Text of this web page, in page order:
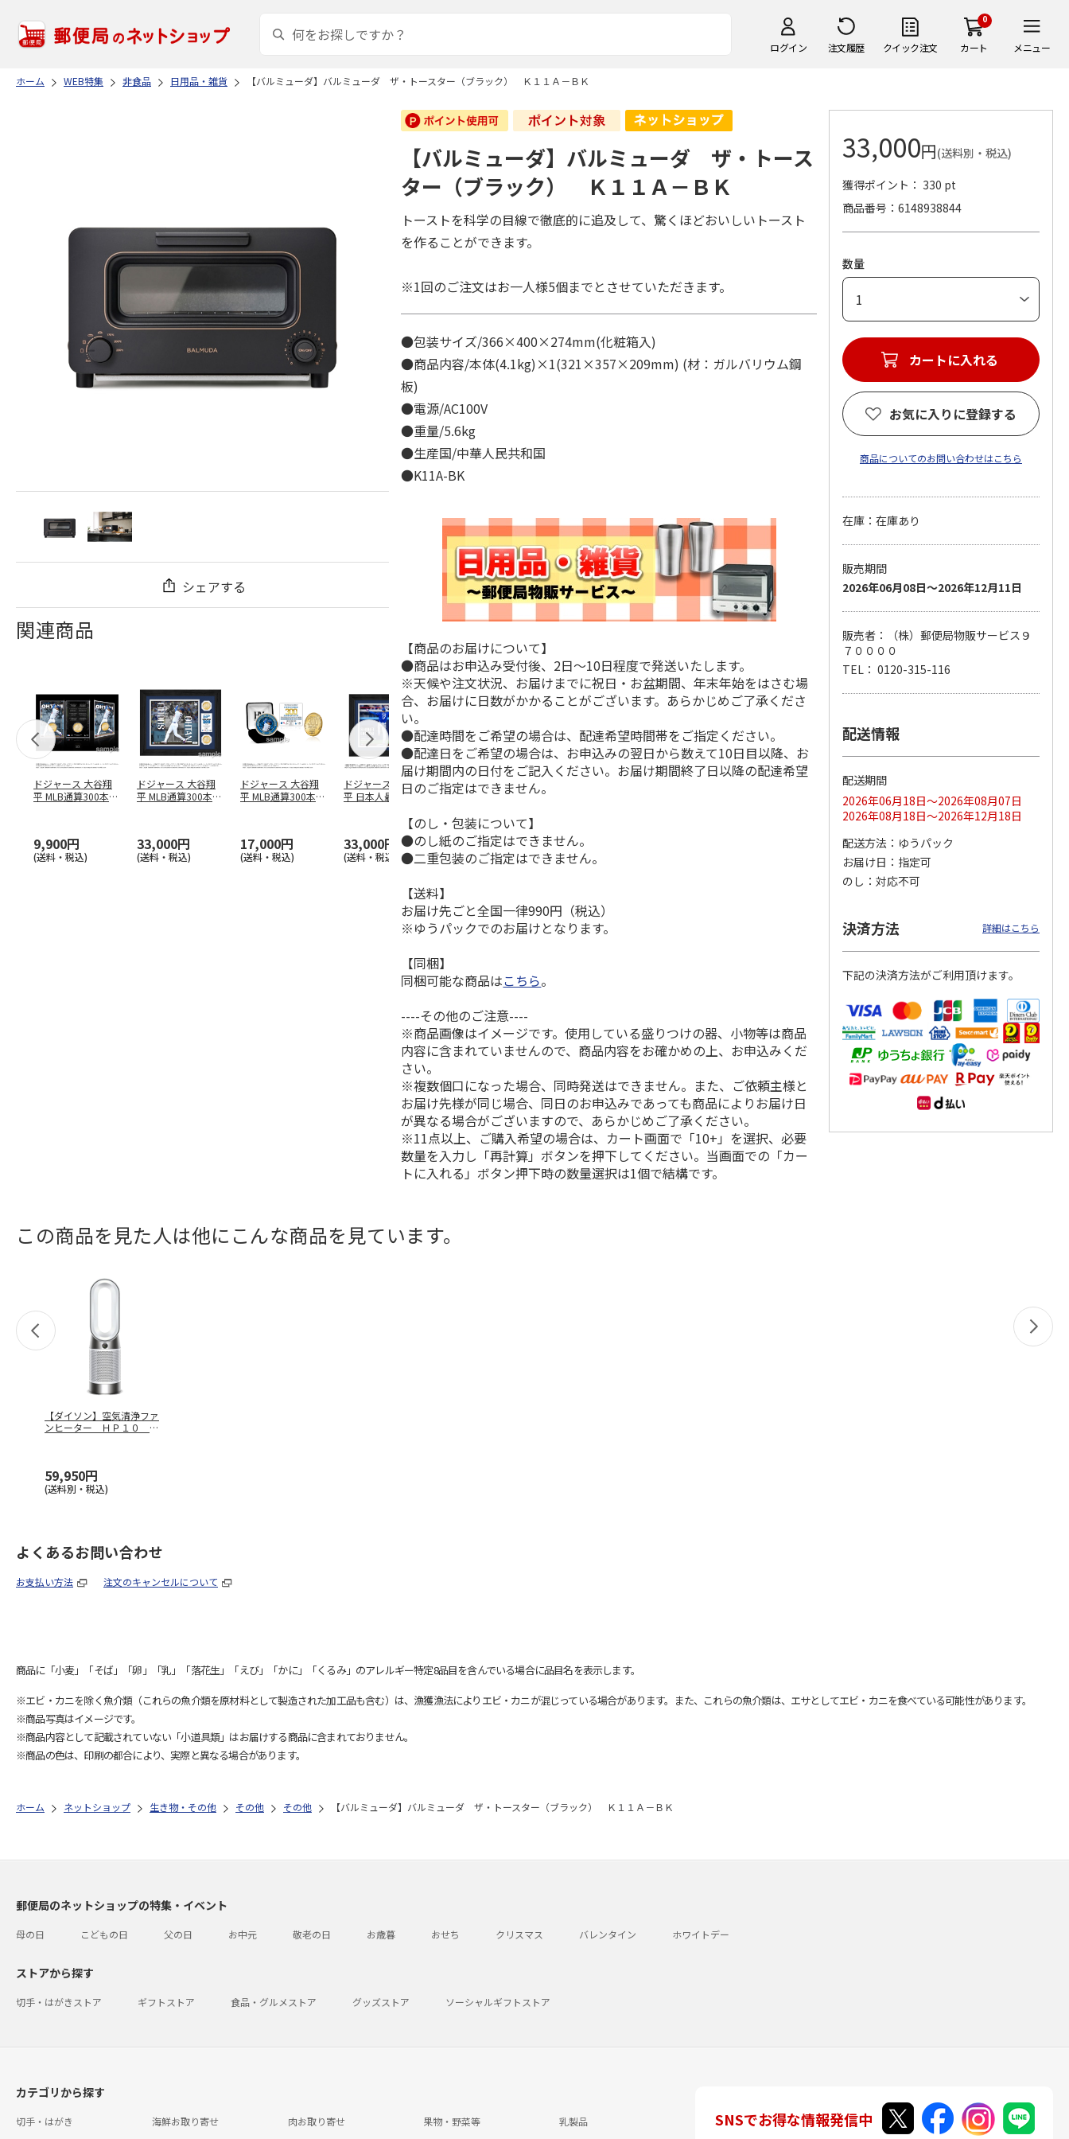
ログイン 注文履歴 クイック注文
0
カート メニュー
ホーム WEB特集 非食品 日用品・雑貨 【バルミューダ】バルミューダ ザ・トースター（ブラック） Ｋ１１Ａ－ＢＫ
シェアする
関連商品
ドジャース 大谷翔
平 MLB通算300本塁
9,900円
(送料・税込)
ドジャース 大谷翔
平 MLB通算300本塁
33,000円
(送料・税込)
ドジャース 大谷翔
平 MLB通算300本塁
17,000円
(送料・税込)
ドジャース 大谷翔
平 日本人最多53試
33,000円
(送料・税込)
MLB ドジャース 大
谷翔平 2026 NL 3・
33,000円
(送料・税込)
9,900円
(送料・税込)
ドジャース 大谷翔
平 日本人最多53試
合連続出塁記念 シ
ル…
17,000円
(送料・税込)
谷翔平 2026 NL 3・
4月投手…
【バルミューダ】バルミューダ ザ・トース
ター（ブラック） Ｋ１１Ａ－ＢＫ
トーストを科学の目線で徹底的に追及して、驚くほどおいしいトースト
を作ることができます。
※1回のご注文はお一人様5個までとさせていただきます。
●包装サイズ/366×400×274mm(化粧箱入)
●商品内容/本体(4.1kg)×1(321×357×209mm) (材：ガルバリウム鋼
板)
●電源/AC100V
●重量/5.6kg
●生産国/中華人民共和国
●K11A-BK
【商品のお届けについて】
●商品はお申込み受付後、2日～10日程度で発送いたします。
※天候や注文状況、お届けまでに祝日・お盆期間、年末年始をはさむ場
合、お届けに日数がかかることがございます。あらかじめご了承くださ
い。
●配達時間をご希望の場合は、配達希望時間帯をご指定ください。
●配達日をご希望の場合は、お申込みの翌日から数えて10日目以降、お
届け期間内の日付をご記入ください。お届け期間終了日以降の配達希望
日のご指定はできません。
【のし・包装について】
●のし紙のご指定はできません。
●二重包装のご指定はできません。
【送料】
お届け先ごと全国一律990円（税込）
※ゆうパックでのお届けとなります。
【同梱】
同梱可能な商品はこちら。
----その他のご注意----
※商品画像はイメージです。使用している盛りつけの器、小物等は商品
内容に含まれていませんので、商品内容をお確かめの上、お申込みくだ
さい。
※複数個口になった場合、同時発送はできません。また、ご依頼主様と
お届け先様が同じ場合、同日のお申込みであっても商品によりお届け日
が異なる場合がございますので、あらかじめご了承ください。
※11点以上、ご購入希望の場合は、カート画面で「10+」を選択、必要
数量を入力し「再計算」ボタンを押下してください。当画面での「カー
トに入れる」ボタン押下時の数量選択は1個で結構です。
33,000円(送料別・税込)
獲得ポイント： 330 pt
商品番号
6148938844
数量
カートに入れる
お気に入りに登録する
商品についてのお問い合わせはこちら
在庫：在庫あり
販売期間
2026年06月08日～2026年12月11日
販売者：（株）郵便局物販サービス９
７００００
TEL： 0120-315-116
配送情報
配送期間
2026年06月18日～2026年08月07日
2026年08月18日～2026年12月18日
配送方法
ゆうパック
お届け日
指定可
のし
対応不可
決済方法 詳細はこちら
下記の決済方法がご利用頂けます。
この商品を見た人は他にこんな商品を見ています。
【ダイソン】空気清浄ファ
ンヒーター ＨＰ１０ Ｗ
59,950円
(送料別・税込)
よくあるお問い合わせ
お支払い方法 注文のキャンセルについて
商品に「小麦」「そば」「卵」「乳」「落花生」「えび」「かに」「くるみ」のアレルギー特定8品目を含んでいる場合に品目名を表示します。
※エビ・カニを除く魚介類（これらの魚介類を原材料として製造された加工品も含む）は、漁獲漁法によりエビ・カニが混じっている場合があります。また、これらの魚介類は、エサとしてエビ・カニを食べている可能性があります。
※商品写真はイメージです。
※商品内容として記載されていない「小道具類」はお届けする商品に含まれておりません。
※商品の色は、印刷の都合により、実際と異なる場合があります。
ホーム ネットショップ 生き物・その他 その他 その他 【バルミューダ】バルミューダ ザ・トースター（ブラック） Ｋ１１Ａ－ＢＫ
郵便局のネットショップの特集・イベント
母の日 こどもの日 父の日 お中元 敬老の日 お歳暮 おせち クリスマス バレンタイン ホワイトデー
ストアから探す
切手・はがきストア ギフトストア 食品・グルメストア グッズストア ソーシャルギフトストア
カテゴリから探す
切手・はがき 海鮮お取り寄せ 肉お取り寄せ 果物・野菜等 乳製品 SNSでお得な情報発信中